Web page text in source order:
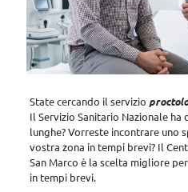
State cercando il servizio
Il Servizio Sanitario Nazionale
lunghe? Vorreste incontrare uno
vostra zona in tempi brevi? Il
San Marco è la scelta migliore
in tempi brevi.